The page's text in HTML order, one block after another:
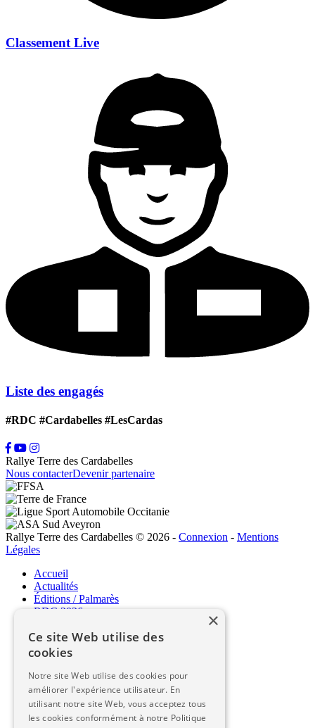
Classement Live
Liste des engagés
#RDC #Cardabelles #LesCardas
Rallye Terre des Cardabelles
Nous contacterDevenir partenaire
Rallye Terre des Cardabelles © 2026 - Connexion - Mentions
Légales
Accueil
Actualités
Éditions / Palmarès
RDC 2026
RDC 2026
Le programme / Parcours
Liste des engagés
Classement / Live
Espace concurrents / Règlement
Espace commissaires
×
Ce site Web utilise des
cookies
Notre site Web utilise des cookies pour
améliorer l'expérience utilisateur. En
utilisant notre site Web, vous acceptez tous
les cookies conformément à notre Politique